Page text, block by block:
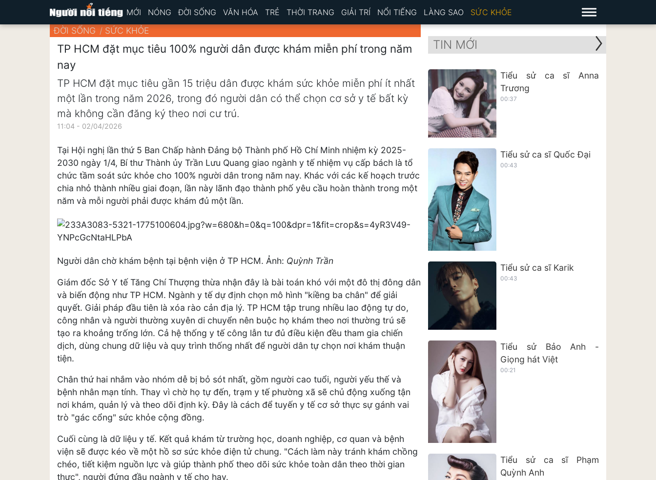
MỚI NÓNG ĐỜI SỐNG VĂN HÓA TRẺ THỜI TRANG GIẢI TRÍ NỔI TIẾNG LÀNG SAO SỨC KHỎE
ĐỜI SỐNG SỨC KHỎE
TP HCM đặt mục tiêu 100% người dân được khám miễn phí trong năm
nay
TP HCM đặt mục tiêu gần 15 triệu dân được khám sức khỏe miễn phí ít nhất
một lần trong năm 2026, trong đó người dân có thể chọn cơ sở y tế bất kỳ
mà không cần đăng ký theo nơi cư trú.
11:04 - 02/04/2026
Tại Hội nghị lần thứ 5 Ban Chấp hành Đảng bộ Thành phố Hồ Chí Minh nhiệm kỳ 2025-
2030 ngày 1/4, Bí thư Thành ủy Trần Lưu Quang giao ngành y tế nhiệm vụ cấp bách là tổ
chức tầm soát sức khỏe cho 100% người dân trong năm nay. Khác với các kế hoạch trước
chia nhỏ thành nhiều giai đoạn, lần này lãnh đạo thành phố yêu cầu hoàn thành trong một
năm và mỗi người phải được khám đủ một lần.
Người dân chờ khám bệnh tại bệnh viện ở TP HCM. Ảnh: Quỳnh Trần
Giám đốc Sở Y tế Tăng Chí Thượng thừa nhận đây là bài toán khó với một đô thị đông dân
và biến động như TP HCM. Ngành y tế dự định chọn mô hình "kiềng ba chân" để giải
quyết. Giải pháp đầu tiên là xóa rào cản địa lý. TP HCM tập trung nhiều lao động tự do,
công nhân và người thường xuyên di chuyển nên buộc họ khám theo nơi thường trú sẽ
tạo ra khoảng trống lớn. Cả hệ thống y tế công lẫn tư đủ điều kiện đều tham gia chiến
dịch, dùng chung dữ liệu và quy trình thống nhất để người dân tự chọn nơi khám thuận
tiện.
Chân thứ hai nhắm vào nhóm dễ bị bỏ sót nhất, gồm người cao tuổi, người yếu thế và
bệnh nhân mạn tính. Thay vì chờ họ tự đến, trạm y tế phường xã sẽ chủ động xuống tận
nơi khám, quản lý và theo dõi định kỳ. Đây là cách để tuyến y tế cơ sở thực sự gánh vai
trò "gác cổng" sức khỏe cộng đồng.
Cuối cùng là dữ liệu y tế. Kết quả khám từ trường học, doanh nghiệp, cơ quan và bệnh
viện sẽ được kéo về một hồ sơ sức khỏe điện tử chung. "Cách làm này tránh khám chồng
chéo, tiết kiệm nguồn lực và giúp thành phố theo dõi sức khỏe toàn dân theo thời gian
thực", người đứng đầu ngành y tế cho hay.
TIN MỚI
Tiểu sử ca sĩ Anna
Trương
00:37
Tiểu sử ca sĩ Quốc Đại
00:43
Tiểu sử ca sĩ Karik
00:43
Tiểu sử Bảo Anh -
Giọng hát Việt
00:21
Tiểu sử ca sĩ Phạm
Quỳnh Anh